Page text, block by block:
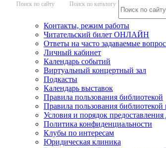
Поиск по сайту Поиск по каталогу
Контакты, режим работы
Читательский билет ОНЛАЙН
Ответы на часто задаваемые
Личный кабинет
Календарь событий
Виртуальный концертный зал
Подкасты
Календарь выставок
Правила пользования библиотекой
Правила пользования библиотекой
Условия и порядок
Политика конфиденциальности
Клубы по интересам
Юридическая клиника